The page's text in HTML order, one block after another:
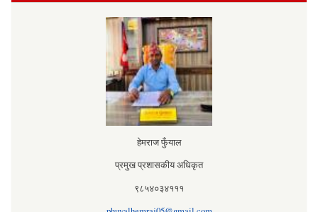
हेमराज फुँयाल
प्रमुख प्रशासकीय अधिकृत
९८५४०३४१११